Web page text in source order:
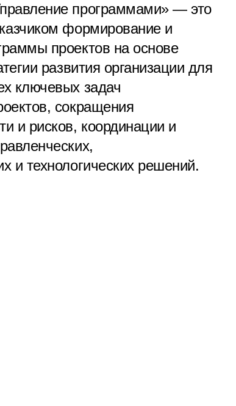
программами» — это
формирование и
проектов на основе
развития организации для
ключевых задач
сокращения
и рисков, координации и
и технологических решений.